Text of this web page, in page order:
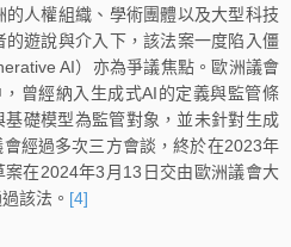
人權組織、學術團體以及大型科技
遊說與介入下，該法案一度陷入僵
AI）亦為爭議焦點。歐洲議會
曾經納入生成式AI的定義與監管條
礎模型為監管對象，並未針對生成
經過多次三方會談，終於在2023年
案在2024年3月13日交由歐洲議會大
該法。 [4]